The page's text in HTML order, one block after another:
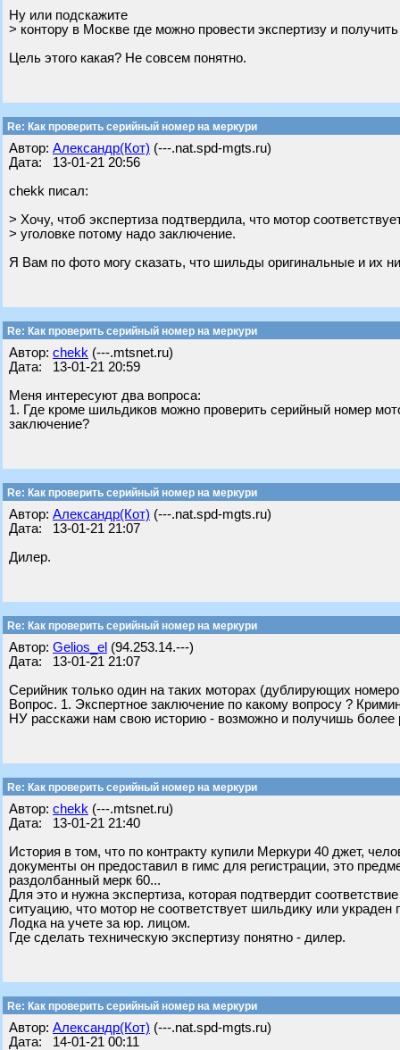
Ну или подскажите
> контору в Москве где можно провести экспертизу и
Цель этого какая? Не совсем понятно.
Re: Как проверить серийный номер на меркури
Автор: Александр(Кот) (---.nat.spd-mgts.ru)
Дата: 13-01-21 20:56
chekk писал:
> Хочу, чтоб экспертиза подтвердила, что мотор
> уголовке потому надо заключение.
Я Вам по фото могу сказать, что шильды оригинальные и их
Re: Как проверить серийный номер на меркури
Автор: chekk (---.mtsnet.ru)
Дата: 13-01-21 20:59
Меня интересуют два вопроса:
1. Где кроме шильдиков можно проверить серийный номер
заключение?
Re: Как проверить серийный номер на меркури
Автор: Александр(Кот) (---.nat.spd-mgts.ru)
Дата: 13-01-21 21:07
Дилер.
Re: Как проверить серийный номер на меркури
Автор: Gelios_el (94.253.14.---)
Дата: 13-01-21 21:07
Серийник только один на таких моторах (дублирующих
Вопрос. 1. Экспертное заключение по какому вопросу ?
НУ расскажи нам свою историю - возможно и получишь более
Re: Как проверить серийный номер на меркури
Автор: chekk (---.mtsnet.ru)
Дата: 13-01-21 21:40
История в том, что по контракту купили Меркури 40 джет,
документы он предоставил в гимс для регистрации, это
раздолбанный мерк 60...
Для это и нужна экспертиза, которая подтвердит
ситуацию, что мотор не соответствует шильдику или украден
Лодка на учете за юр. лицом.
Где сделать техническую экспертизу понятно - дилер.
Re: Как проверить серийный номер на меркури
Автор: Александр(Кот) (---.nat.spd-mgts.ru)
Дата: 14-01-21 00:11